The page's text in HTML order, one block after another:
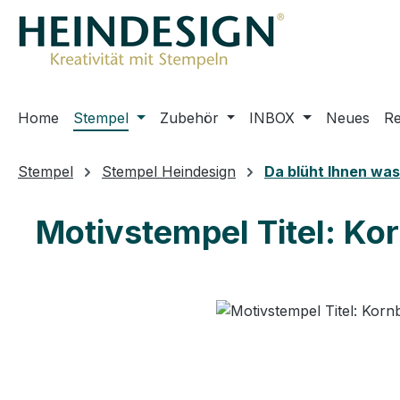
Hauptinhalt springen
Zur Suche springen
Zur Hauptnavigation springen
Home Stempel Zubehör INBOX Neues
Stempel Stempel Heindesign Da blüht Ihnen was
Motivstempel Titel: